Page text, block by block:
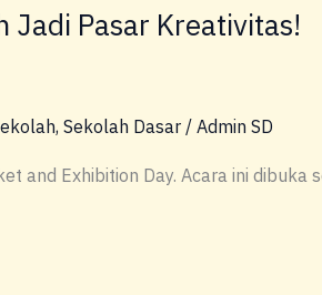
Jadi Pasar Kreativitas!
, Sekolah Dasar / Admin SD
and Exhibition Day. Acara ini dibuka